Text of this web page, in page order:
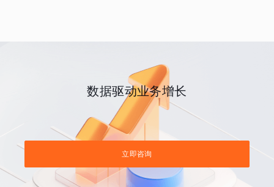
数据驱动业务增长
立即咨询